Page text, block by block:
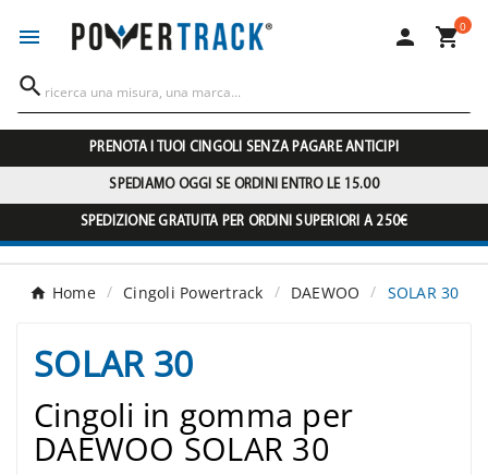
  0

PRENOTA I TUOI CINGOLI SENZA PAGARE ANTICIPI
SPEDIAMO OGGI SE ORDINI ENTRO LE 15.00
SPEDIZIONE GRATUITA PER ORDINI SUPERIORI A 250€
Home Cingoli Powertrack DAEWOO SOLAR 30
SOLAR 30
Cingoli in gomma per
DAEWOO SOLAR 30